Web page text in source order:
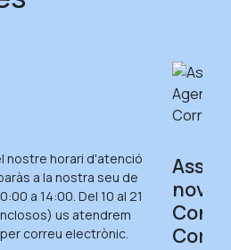
nostre horari d'atenció
a la nostra seu de
a 14:00. Del 10 al 21
us atendrem
correu electrònic.
nova